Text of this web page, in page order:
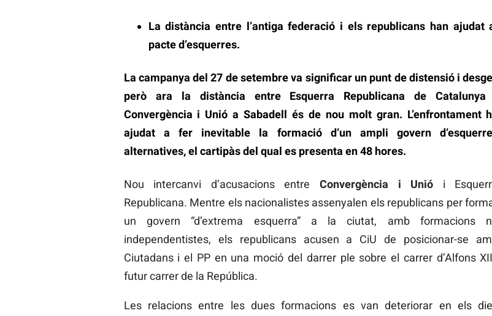
La distància entre l’antiga federació i els republicans han ajudat
pacte d’esquerres.
La campanya del 27 de setembre va significar un punt de distensió i
però ara la distància entre Esquerra Republicana de
Convergència i Unió a Sabadell és de nou molt gran. L’enfrontament
ajudat a fer inevitable la formació d’un ampli govern
alternatives, el cartipàs del qual es presenta en 48 hores.
Nou intercanvi d’acusacions entre Convergència i Unió i
Republicana. Mentre els nacionalistes assenyalen els republicans per
un govern “d’extrema esquerra” a la ciutat, amb formacions
independentistes, els republicans acusen a CiU de posicionar-se
Ciutadans i el PP en una moció del darrer ple sobre el carrer d’Alfons
futur carrer de la República.
Les relacions entre les dues formacions es van deteriorar en els